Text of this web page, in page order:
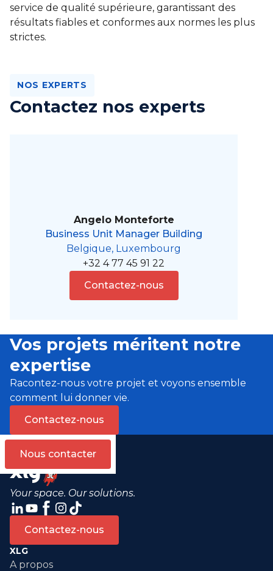
service de qualité supérieure, garantissant des
résultats fiables et conformes aux normes les plus
strictes.
NOS EXPERTS
Contactez nos experts
Angelo Monteforte
Business Unit Manager Building
Belgique, Luxembourg
+32 4 77 45 91 22
Contactez-nous
Vos projets méritent notre
expertise
Racontez-nous votre projet et voyons ensemble
comment lui donner vie.
Contactez-nous
Nous contacter
Your space. Our solutions.
Contactez-nous
XLG
A propos